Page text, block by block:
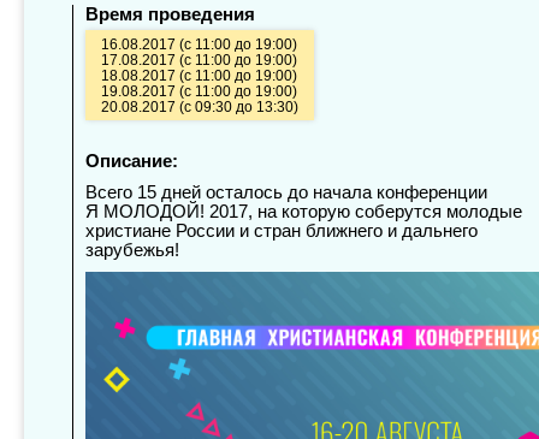
Время проведения
16.08.2017 (с 11:00 до 19:00)
17.08.2017 (с 11:00 до 19:00)
18.08.2017 (с 11:00 до 19:00)
19.08.2017 (с 11:00 до 19:00)
20.08.2017 (с 09:30 до 13:30)
Описание:
Всего 15 дней осталось до начала конференции
Я МОЛОДОЙ! 2017, на которую соберутся молодые
христиане России и стран ближнего и дальнего
зарубежья!